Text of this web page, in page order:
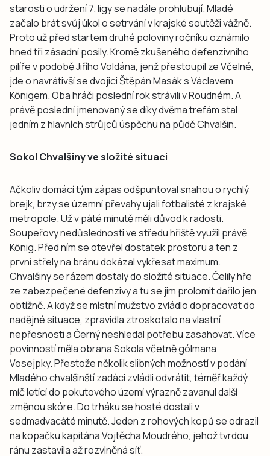
starosti o udržení 7. ligy se nadále prohlubují. Mladé
začalo brát svůj úkol o setrvání v krajské soutěži vážně.
Proto už před startem druhé poloviny ročníku oznámilo
hned tři zásadní posily. Kromě zkušeného defenzivního
pilíře v podobě Jiřího Voldána, jenž přestoupil ze Včelné,
jde o navrátivší se dvojici Štěpán Masák s Václavem
Königem. Oba hráči poslední rok strávili v Roudném. A
právě poslední jmenovaný se díky dvěma trefám stal
jedním z hlavních strůjců úspěchu na půdě Chvalšin.
Sokol Chvalšiny ve složité situaci
Ačkoliv domácí tým zápas odšpuntoval snahou o rychlý
brejk, brzy se územní převahy ujali fotbalisté z krajské
metropole. Už v páté minutě měli důvod k radosti.
Soupeřovy nedůslednosti ve středu hřiště využil právě
König. Před ním se otevřel dostatek prostoru a ten z
první střely na bránu dokázal vykřesat maximum.
Chvalšiny se rázem dostaly do složité situace. Čelily hře
ze zabezpečené defenzivy a tu se jim prolomit dařilo jen
obtížně. A když se místní mužstvo zvládlo dopracovat do
nadějné situace, zpravidla ztroskotalo na vlastní
nepřesnosti a Černý neshledal potřebu zasahovat. Více
povinností měla obrana Sokola včetně gólmana
Vosejpky. Přestože několik slibných možností v podání
Mladého chvalšinští zadáci zvládli odvrátit, téměř každý
míč letící do pokutového území výrazně zavanul další
změnou skóre. Do trháku se hosté dostali v
sedmadvacáté minutě. Jeden z rohových kopů se odrazil
na kopačku kapitána Vojtěcha Moudrého, jehož tvrdou
ránu zastavila až rozvlněná síť.